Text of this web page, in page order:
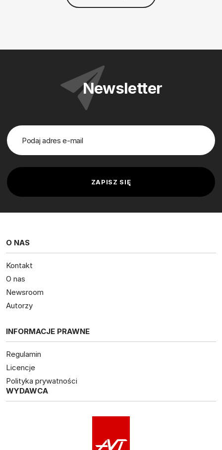
Newsletter
O NAS
Kontakt
O nas
Newsroom
Autorzy
INFORMACJE PRAWNE
Regulamin
Licencje
Polityka prywatności
WYDAWCA